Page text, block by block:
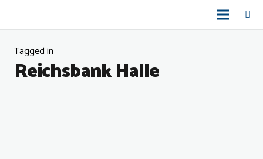
Tagged in
Reichsbank Halle